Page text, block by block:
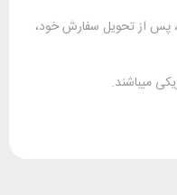
سفارش خود،